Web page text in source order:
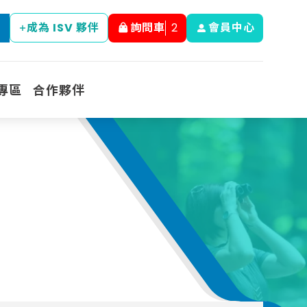
成為 ISV 夥伴 詢問車 2 會員中心
區 合作夥伴